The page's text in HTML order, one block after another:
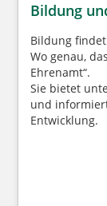
Bildung
Bildung
Wo genau,
Ehrenamt“.
Sie bietet
und
Entwicklung.